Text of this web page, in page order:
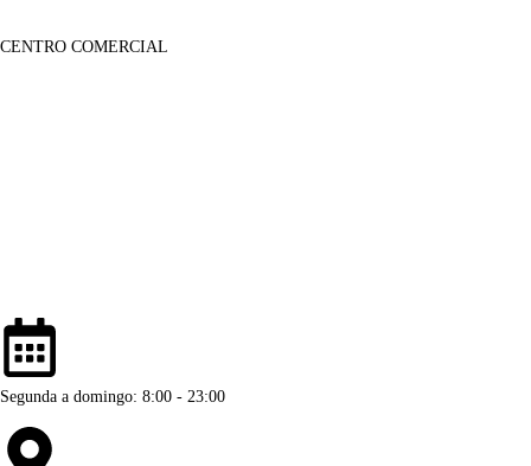
CENTRO COMERCIAL
Segunda a domingo: 8:00 - 23:00